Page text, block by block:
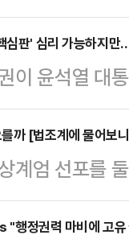
이유로 선고
신의 선고를
건 상고심에
고 설명했다.
할 수 있는 문
기회도 충
심판' 심리 가능하지
이 윤석열 대
소(헌재)가 현
여부가 주목
, 김기영 전 재
3명이 공석
까 [법조계에 물어보
계엄 선포를
기됐다. 법조
사안이라 '헌
"행정권력 마비에 고